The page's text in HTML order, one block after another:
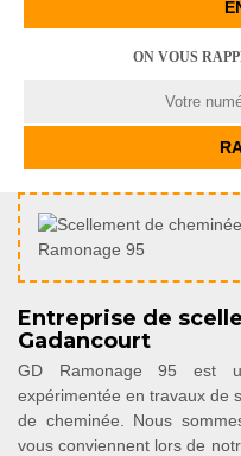
ON VOUS
Entreprise de
Gadancourt
GD Ramonage 95 est
expérimentée en travaux de
de cheminée. Nous
vous conviennent lors de